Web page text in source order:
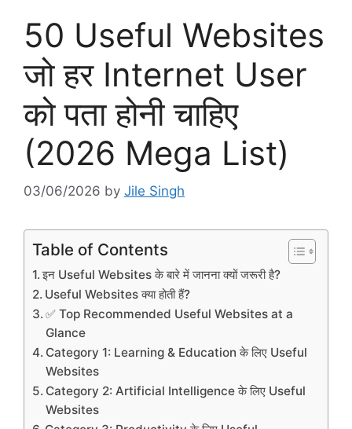
50 Useful Websites
जो हर Internet User
को पता होनी चाहिए
(2026 Mega List)
03/06/2026 by Jile Singh
Table of Contents
इन Useful Websites के बारे में जानना क्यों जरूरी है?
Useful Websites क्या होती हैं?
✅ Top Recommended Useful Websites at a
Glance
Category 1: Learning & Education के लिए Useful
Websites
Category 2: Artificial Intelligence के लिए Useful
Websites